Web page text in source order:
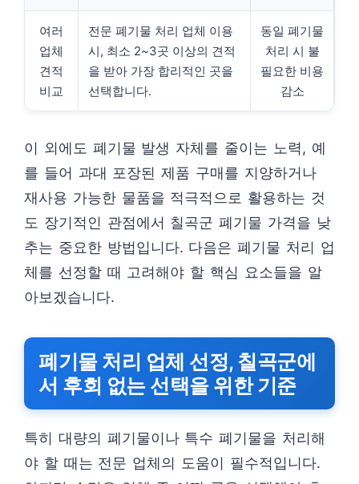
여러
업체
견적
비교
전문 폐기물 처리 업체 이용
시, 최소 2~3곳 이상의 견적
을 받아 가장 합리적인 곳을
선택합니다.
동일 폐기물
처리 시 불
필요한 비용
감소
이 외에도 폐기물 발생 자체를 줄이는 노력, 예
를 들어 과대 포장된 제품 구매를 지양하거나
재사용 가능한 물품을 적극적으로 활용하는 것
도 장기적인 관점에서 칠곡군 폐기물 가격을 낮
추는 중요한 방법입니다. 다음은 폐기물 처리 업
체를 선정할 때 고려해야 할 핵심 요소들을 알
아보겠습니다.
폐기물 처리 업체 선정, 칠곡군에
서 후회 없는 선택을 위한 기준
특히 대량의 폐기물이나 특수 폐기물을 처리해
야 할 때는 전문 업체의 도움이 필수적입니다.